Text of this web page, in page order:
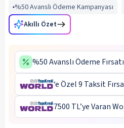
%50 Avanslı Ödeme Kampanyası
Akıllı Özet
%50 Avanslı Ödeme Fırsatı
‘e Özel 9 Taksit
7500 TL’ye Varan